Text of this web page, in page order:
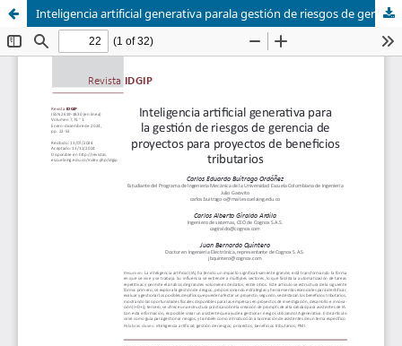
Inteligencia artificial generativa parala gestión de riesgos de gerencia deproyectos para proyectos de beneficiostributarios